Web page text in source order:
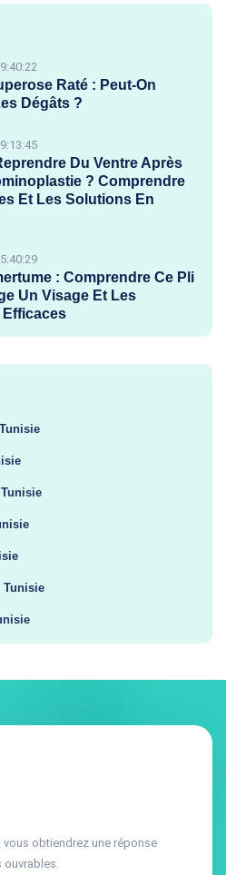
Raté : Peut-On
Dégâts ?
Du Ventre Après
? Comprendre
Et Les Solutions En
: Comprendre Ce Pli
Un Visage Et Les
Tunisie
obtiendrez une réponse
ouvrables.